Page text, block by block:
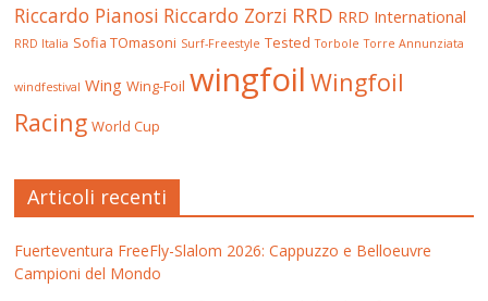
Riccardo Pianosi Riccardo Zorzi RRD RRD International
RRD Italia Sofia TOmasoni Surf-Freestyle Tested Torbole Torre Annunziata
windfestival Wing Wing-Foil wingfoil Wingfoil
Racing World Cup
Articoli recenti
Fuerteventura FreeFly-Slalom 2026: Cappuzzo e Belloeuvre
Campioni del Mondo